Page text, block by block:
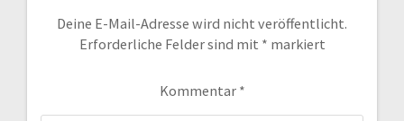
Deine E-Mail-Adresse wird nicht veröffentlicht.
Erforderliche Felder sind mit * markiert
Kommentar *